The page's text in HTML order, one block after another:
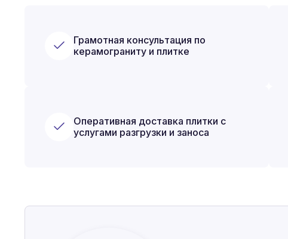
Грамотная консультация по
керамограниту и плитке
Оперативная доставка плитки с
услугами разгрузки и заноса